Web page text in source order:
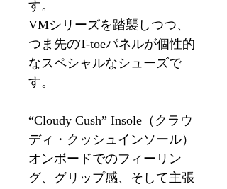
す。
VMシリーズを踏襲しつつ、
つま先のT-toeパネルが個性的
なスペシャルなシューズで
す。
“Cloudy Cush” Insole（クラウ
ディ・クッシュインソール）
オンボードでのフィーリン
グ、グリップ感、そして主張